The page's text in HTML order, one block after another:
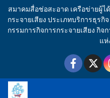
สมาคมสื่อช่อสะอาด เครือข่ายผู้
กระจายเสียง ประเภทบริการธุร
กรรมการกิจการกระจายเสียง กิ
แห่